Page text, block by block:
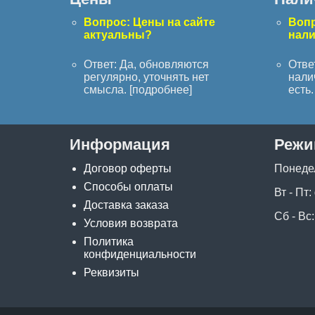
Вопрос: Цены на сайте
актуальны?
Ответ: Да, обновляются
регулярно, уточнять нет
смысла. [подробнее]
Информация
Договор оферты
Способы оплаты
Доставка заказа
Условия возврата
Политика
конфиденциальности
Реквизиты
Вт -
Сб -